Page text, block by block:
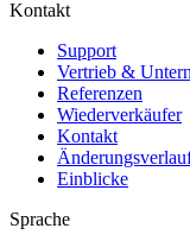
Kontakt
Support
Vertrieb &
Referenzen
Wiederverkäufer
Kontakt
Einblicke
Sprache